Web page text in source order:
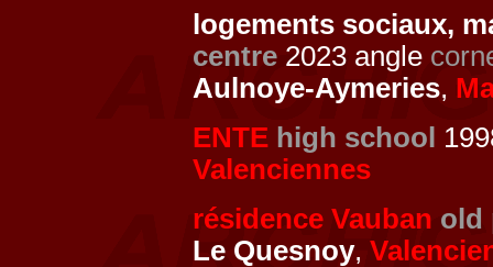
logements sociaux,
centre 2023 angle
Aulnoye-Aymeries,
ENTE high school
Valenciennes
résidence Vauban old
Le Quesnoy,